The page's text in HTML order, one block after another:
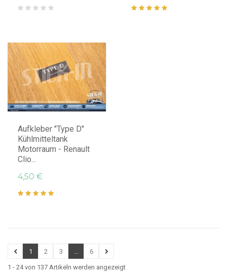
Aufkleber "Type D"
Kühlmitteltank
Motorraum - Renault
Clio...
4,50 €
1 2 3 ... 6
1 - 24 von 137 Artikeln werden angezeigt